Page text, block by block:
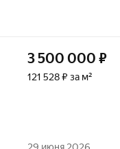
3 500 000 ₽
121 528 ₽ за м²